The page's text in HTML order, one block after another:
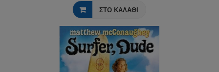
ΣΤΟ ΚΑΛΑΘΙ